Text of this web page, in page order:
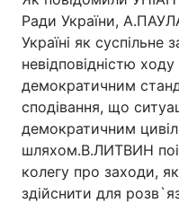
Ради України,
Україні як суспільне
невідповідністю
демократичним
сподівання, що
демократичним
шляхом.В.ЛИТВИН
колегу про заходи,
здійснити для